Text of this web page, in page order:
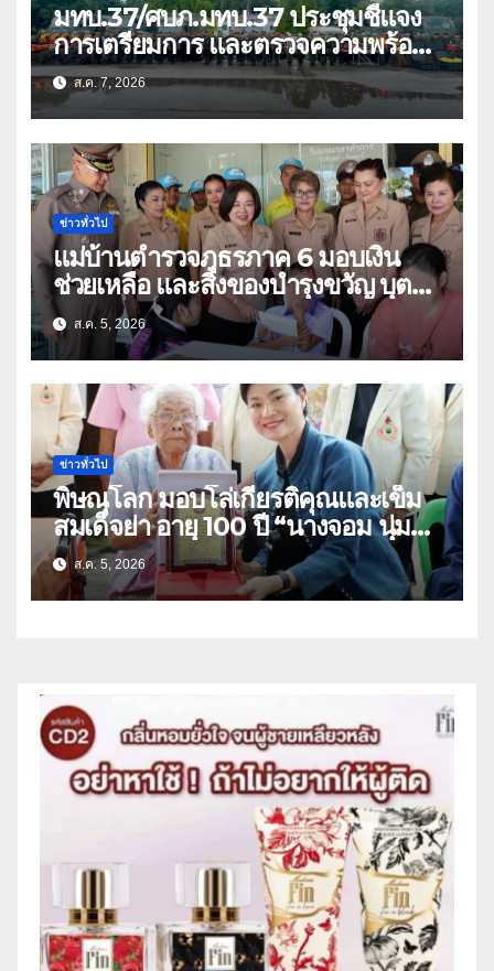
มทบ.37/ศบภ.มทบ.37 ประชุมชี้แจง
การเตรียมการ และตรวจความพร้อม
ด้านการบรรเทาสาธารณภัย
ส.ค. 7, 2026
ข่าวทั่วไป
แม่บ้านตำรวจภูธรภาค 6 มอบเงิน
ช่วยเหลือ และสิ่งของบำรุงขวัญ บุตร-
ธิดา ข้าราชการตำรวจจังหวัด
อุทัยธานี
ส.ค. 5, 2026
ข่าวทั่วไป
พิษณุโลก มอบโล่เกียรติคุณและเข็ม
สมเด็จย่า อายุ 100 ปี “นางจอม นุ่ม
เนตร” ตำบลบ้านกร่าง อำเภอเมือง
ส.ค. 5, 2026